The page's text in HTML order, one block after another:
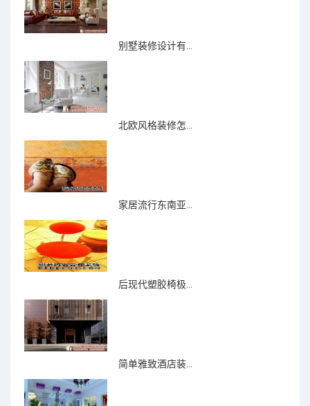
别墅装修设计有...
北欧风格装修怎...
家居流行东南亚...
后现代塑胶椅极...
简单雅致酒店装...